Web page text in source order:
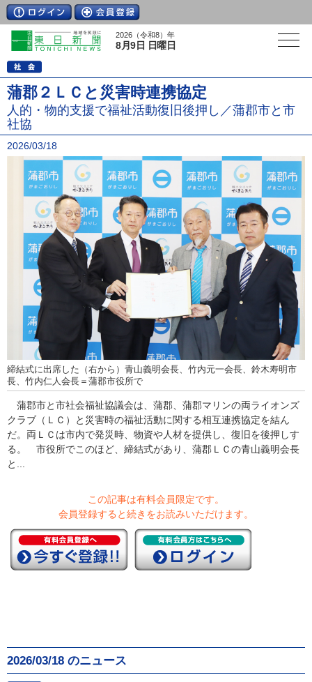
2026（令和8）年
8月9日 日曜日
蒲郡２ＬＣと災害時連携協定
人的・物的支援で福祉活動復旧後押し／蒲郡市と市
社協
2026/03/18
締結式に出席した（右から）青山義明会長、竹内元一会長、鈴木寿明市
長、竹内仁人会長＝蒲郡市役所で
蒲郡市と市社会福祉協議会は、蒲郡、蒲郡マリンの両ライオンズ
クラブ（ＬＣ）と災害時の福祉活動に関する相互連携協定を結ん
だ。両ＬＣは市内で発災時、物資や人材を提供し、復旧を後押しす
る。 市役所でこのほど、締結式があり、蒲郡ＬＣの青山義明会長
と...
この記事は有料会員限定です。
会員登録すると続きをお読みいただけます。
2026/03/18 のニュース